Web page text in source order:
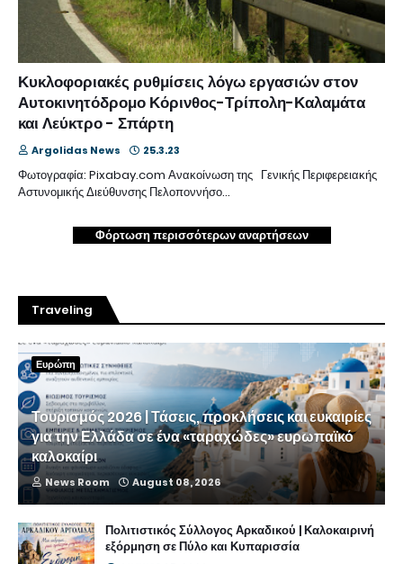
Κυκλοφοριακές ρυθμίσεις λόγω εργασιών στον
Αυτοκινητόδρομο Κόρινθος-Τρίπολη-Καλαμάτα
και Λεύκτρο - Σπάρτη
Argolidas News 25.3.23
Φωτογραφία: Pixabay.com Ανακοίνωση της Γενικής Περιφερειακής
Αστυνομικής Διεύθυνσης Πελοποννήσο…
Φόρτωση περισσότερων αναρτήσεων
Traveling
Ευρώπη
Τουρισμός 2026 | Τάσεις, προκλήσεις και ευκαιρίες
για την Ελλάδα σε ένα «ταραχώδες» ευρωπαϊκό
καλοκαίρι
News Room August 08, 2026
Πολιτιστικός Σύλλογος Αρκαδικού | Καλοκαιρινή
εξόρμηση σε Πύλο και Κυπαρισσία